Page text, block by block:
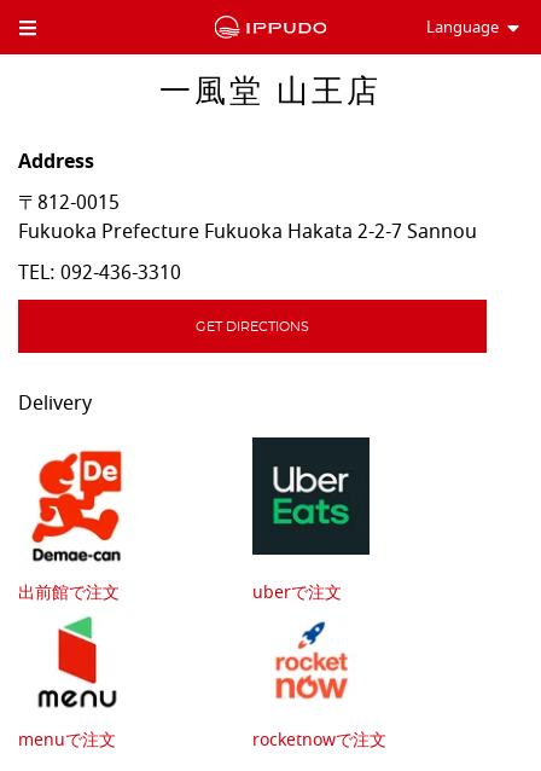
Toggle Header Menu Language
一風堂 山王店
Address
〒812-0015
Fukuoka Prefecture Fukuoka Hakata 2-2-7 Sannou
TEL: 092-436-3310
GET DIRECTIONS
Delivery
出前館で注文 uberで注文
menuで注文 rocketnowで注文